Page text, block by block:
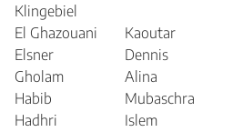
Klingebiel
El Ghazouani
Kaoutar
Elsner
Dennis
Gholam
Alina
Habib
Mubaschra
Hadhri
Islem